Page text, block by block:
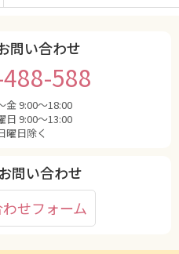
問い合わせ
588
金 9:00〜18:00
日 9:00〜13:00
曜日除く
問い合わせ
せフォーム